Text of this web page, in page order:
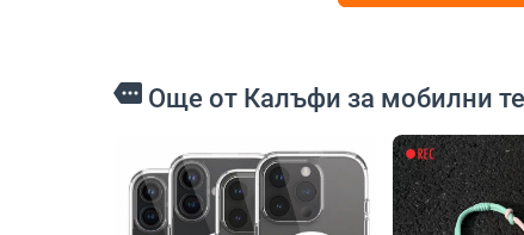
more Още от Калъфи за мобилни